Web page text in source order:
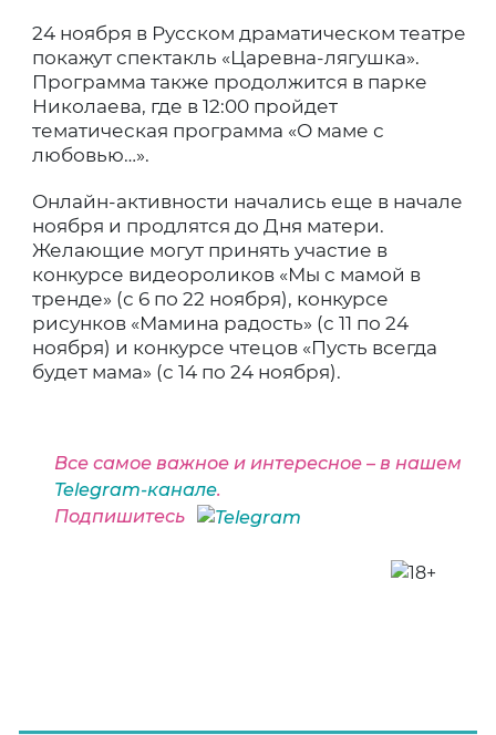
24 ноября в Русском драматическом театре
покажут спектакль «Царевна-лягушка».
Программа также продолжится в парке
Николаева, где в 12:00 пройдет
тематическая программа «О маме с
любовью…».
Онлайн-активности начались еще в начале
ноября и продлятся до Дня матери.
Желающие могут принять участие в
конкурсе видеороликов «Мы с мамой в
тренде» (с 6 по 22 ноября), конкурсе
рисунков «Мамина радость» (с 11 по 24
ноября) и конкурсе чтецов «Пусть всегда
будет мама» (с 14 по 24 ноября).
Все самое важное и интересное – в нашем
Telegram-канале.
Подпишитесь